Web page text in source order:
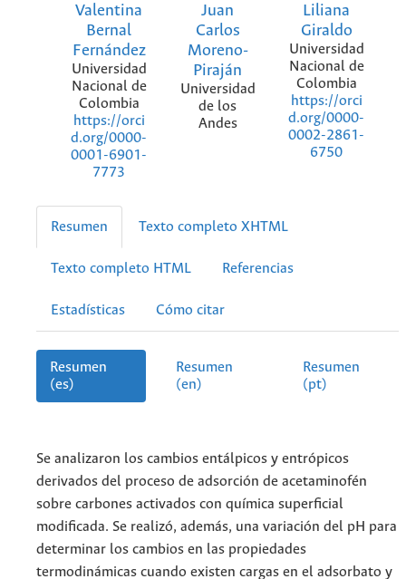
Valentina
Bernal
Fernández
Universidad
Nacional de
Colombia
https://orci
d.org/0000-
0001-6901-
7773
Juan
Carlos
Moreno-
Piraján
Universidad
de los
Andes
Liliana
Giraldo
Universidad
Nacional de
Colombia
https://orci
d.org/0000-
0002-2861-
6750
Resumen Texto completo XHTML
Texto completo HTML Referencias
Estadísticas Cómo citar
Resumen
(es)
Resumen
(en)
Resumen
(pt)
Se analizaron los cambios entálpicos y entrópicos
derivados del proceso de adsorción de acetaminofén
sobre carbones activados con química superficial
modificada. Se realizó, además, una variación del pH para
determinar los cambios en las propiedades
termodinámicas cuando existen cargas en el adsorbato y